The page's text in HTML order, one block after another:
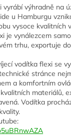
vyrábí výhradně na
u Hamburgu
vysoce kvalitních
je vynálezcem
trhu, exportuje
vodítka flexi se
stránce
a komfortním
materiálů,
Vodítka